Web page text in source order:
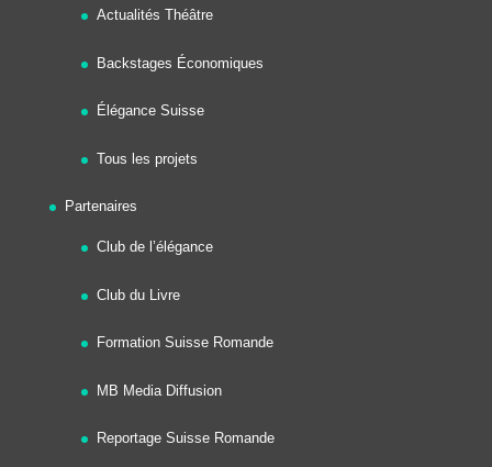
Actualités Théâtre
Backstages Économiques
Élégance Suisse
Tous les projets
Partenaires
Club de l’élégance
Club du Livre
Formation Suisse Romande
MB Media Diffusion
Reportage Suisse Romande